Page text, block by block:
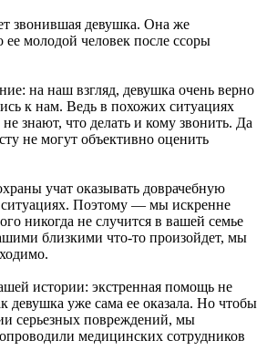
звонившая девушка. Она же
ее молодой человек после ссоры
на наш взгляд, девушка очень верно
к нам. Ведь в похожих ситуациях
знают, что делать и кому звонить. Да
не могут объективно оценить
учат оказывать доврачебную
Поэтому — мы искренне
никогда не случится в вашей семье
близкими что-то произойдет, мы
истории: экстренная помощь не
девушка уже сама ее оказала. Но чтобы
серьезных повреждений, мы
медицинских сотрудников